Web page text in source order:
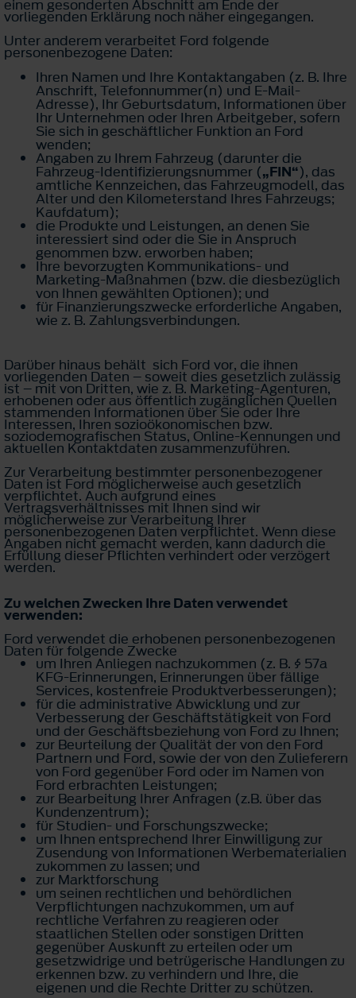
einem gesonderten Abschnitt am Ende der
vorliegenden Erklärung noch näher eingegangen.
Unter anderem verarbeitet Ford folgende
personenbezogene Daten:
Ihren Namen und Ihre Kontaktangaben (z. B. Ihre
Anschrift, Telefonnummer(n) und E-Mail-
Adresse), Ihr Geburtsdatum, Informationen über
Ihr Unternehmen oder Ihren Arbeitgeber, sofern
Sie sich in geschäftlicher Funktion an Ford
wenden;
Angaben zu Ihrem Fahrzeug (darunter die
Fahrzeug-Identifizierungsnummer („FIN“), das
amtliche Kennzeichen, das Fahrzeugmodell, das
Alter und den Kilometerstand Ihres Fahrzeugs;
Kaufdatum);
die Produkte und Leistungen, an denen Sie
interessiert sind oder die Sie in Anspruch
genommen bzw. erworben haben;
Ihre bevorzugten Kommunikations- und
Marketing-Maßnahmen (bzw. die diesbezüglich
von Ihnen gewählten Optionen); und
für Finanzierungszwecke erforderliche Angaben,
wie z. B. Zahlungsverbindungen.
Darüber hinaus behält sich Ford vor, die ihnen
vorliegenden Daten – soweit dies gesetzlich zulässig
ist – mit von Dritten, wie z. B. Marketing-Agenturen,
erhobenen oder aus öffentlich zugänglichen Quellen
stammenden Informationen über Sie oder Ihre
Interessen, Ihren sozioökonomischen bzw.
soziodemografischen Status, Online-Kennungen und
aktuellen Kontaktdaten zusammenzuführen.
Zur Verarbeitung bestimmter personenbezogener
Daten ist Ford möglicherweise auch gesetzlich
verpflichtet. Auch aufgrund eines
Vertragsverhältnisses mit Ihnen sind wir
möglicherweise zur Verarbeitung Ihrer
personenbezogenen Daten verpflichtet. Wenn diese
Angaben nicht gemacht werden, kann dadurch die
Erfüllung dieser Pflichten verhindert oder verzögert
werden.
Zu welchen Zwecken Ihre Daten verwendet
verwenden:
Ford verwendet die erhobenen personenbezogenen
Daten für folgende Zwecke
um Ihren Anliegen nachzukommen (z. B. § 57a
KFG-Erinnerungen, Erinnerungen über fällige
Services, kostenfreie Produktverbesserungen);
für die administrative Abwicklung und zur
Verbesserung der Geschäftstätigkeit von Ford
und der Geschäftsbeziehung von Ford zu Ihnen;
zur Beurteilung der Qualität der von den Ford
Partnern und Ford, sowie der von den Zulieferern
von Ford gegenüber Ford oder im Namen von
Ford erbrachten Leistungen;
zur Bearbeitung Ihrer Anfragen (z.B. über das
Kundenzentrum);
für Studien- und Forschungszwecke;
um Ihnen entsprechend Ihrer Einwilligung zur
Zusendung von Informationen Werbematerialien
zukommen zu lassen; und
zur Marktforschung
um seinen rechtlichen und behördlichen
Verpflichtungen nachzukommen, um auf
rechtliche Verfahren zu reagieren oder
staatlichen Stellen oder sonstigen Dritten
gegenüber Auskunft zu erteilen oder um
gesetzwidrige und betrügerische Handlungen zu
erkennen bzw. zu verhindern und Ihre, die
eigenen und die Rechte Dritter zu schützen.